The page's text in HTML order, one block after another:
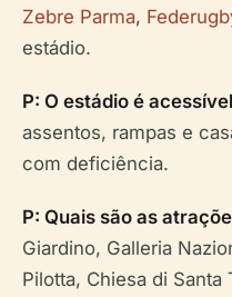
Zebre Parma,
estádio.
P: O estádio é
assentos, rampas e
com deficiência.
P: Quais são as
Giardino, Galleria
Pilotta, Chiesa di Santa